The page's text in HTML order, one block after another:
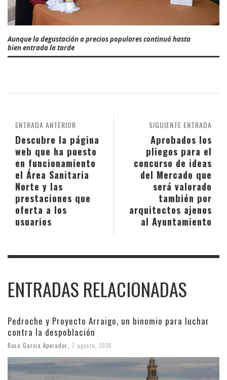
Aunque la degustación a precios populares continuó hasta
bien entrada la tarde
SIGUIENTE ENTRADA
Aprobados los
pliegos para el
concurso de ideas
del Mercado que
será valorado
también por
arquitectos ajenos
al Ayuntamiento
ENTRADA ANTERIOR
Descubre la página
web que ha puesto
en funcionamiento
el Área Sanitaria
Norte y las
prestaciones que
oferta a los
usuarios
ENTRADAS RELACIONADAS
Pedroche y Proyecto Arraigo, un binomio para luchar
contra la despoblación
Rosa Garcia Aperador 7 agosto, 2026